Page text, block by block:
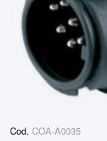
Cod. COA-A0035